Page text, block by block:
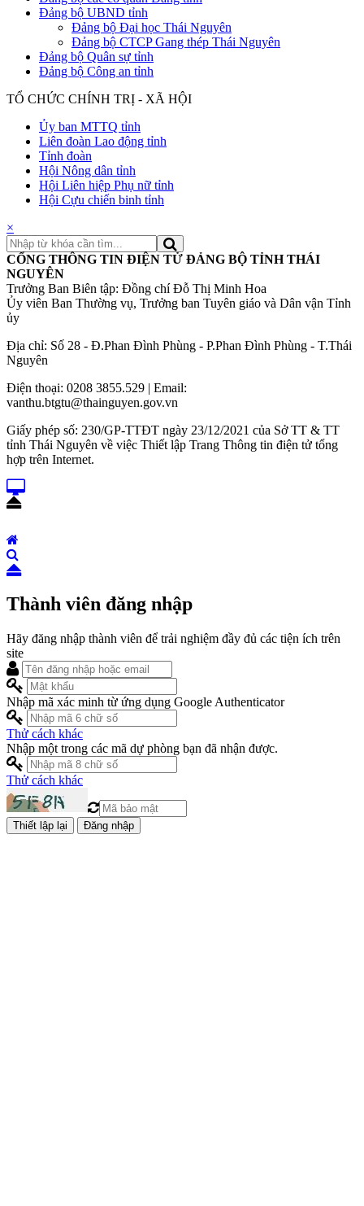
Đảng bộ UBND tỉnh
Đảng bộ Đại học Thái Nguyên
Đảng bộ CTCP Gang thép Thái Nguyên
Đảng bộ Quân sự tỉnh
Đảng bộ Công an tỉnh
TỔ CHỨC CHÍNH TRỊ - XÃ HỘI
Ủy ban MTTQ tỉnh
Liên đoàn Lao động tỉnh
Tỉnh đoàn
Hội Nông dân tỉnh
Hội Liên hiệp Phụ nữ tỉnh
Hội Cựu chiến binh tỉnh
×
CỔNG THÔNG TIN ĐIỆN TỬ ĐẢNG BỘ TỈNH THÁI
NGUYÊN
Trưởng Ban Biên tập: Đồng chí Đỗ Thị Minh Hoa
Ủy viên Ban Thường vụ, Trưởng ban Tuyên giáo và Dân vận Tỉnh
ủy
Địa chỉ: Số 28 - Đ.Phan Đình Phùng - P.Phan Đình Phùng - T.Thái
Nguyên
Điện thoại: 0208 3855.529 | Email:
vanthu.btgtu@thainguyen.gov.vn
Giấy phép số: 230/GP-TTĐT ngày 23/12/2021 của Sở TT & TT
tỉnh Thái Nguyên về việc Thiết lập Trang Thông tin điện tử tổng
hợp trên Internet.
Thành viên đăng nhập
Hãy đăng nhập thành viên để trải nghiệm đầy đủ các tiện ích trên
site
Nhập mã xác minh từ ứng dụng Google Authenticator
Thử cách khác
Nhập một trong các mã dự phòng bạn đã nhận được.
Thử cách khác
Đăng nhập